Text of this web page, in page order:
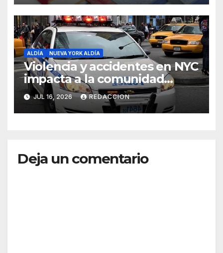
ALDÍA NUEVA YORK ALDÍA
Violencia y accidentes en NYC
impacta a la comunidad
dominicana
JUL 16, 2026 REDACCION
Deja un comentario